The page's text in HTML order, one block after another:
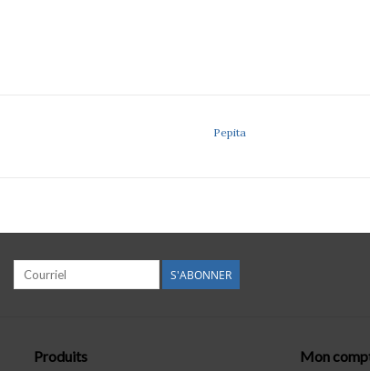
Pepita
S'ABONNER
Produits Mon